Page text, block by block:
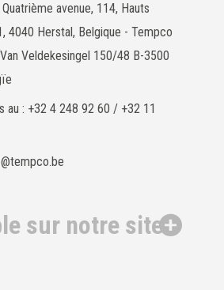
avenue, 114, Hauts
4040 Herstal, Belgique - Tempco
Veldekesingel 150/48 B-3500
au : +32 4 248 92 60 / +32 11
sur notre site